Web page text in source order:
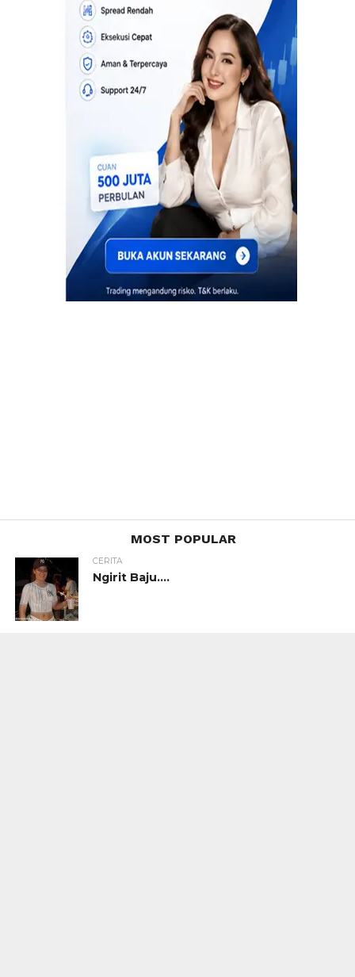
MOST POPULAR
CERITA
Ngirit Baju….